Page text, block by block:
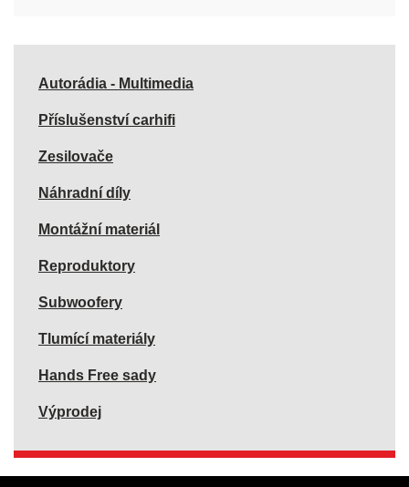
Autorádia - Multimedia
Příslušenství carhifi
Zesilovače
Náhradní díly
Montážní materiál
Reproduktory
Subwoofery
Tlumící materiály
Hands Free sady
Výprodej